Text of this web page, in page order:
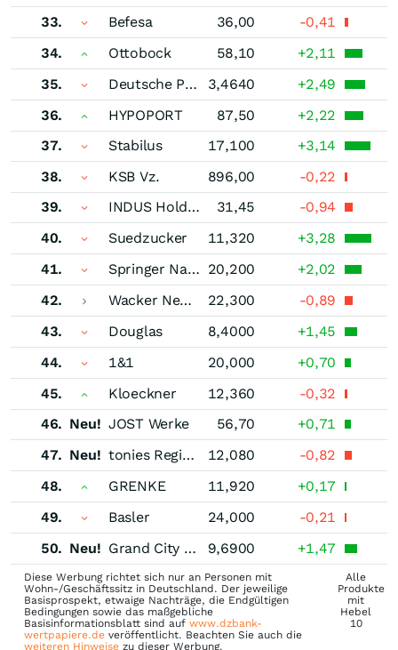
33. Befesa 36,00
-0,41
34.
Ottobock 58,10
+2,11
35.
Deutsche Pfandbriefbank 3,4640
+2,49
36.
HYPOPORT 87,50
+2,22
37.
Stabilus 17,100
+3,14
38.
KSB Vz. 896,00
-0,22
39.
INDUS Holding 31,45
-0,94
40.
Suedzucker 11,320
+3,28
41.
Springer Nature 20,200
+2,02
42.
Wacker Neuson 22,300
-0,89
43.
Douglas 8,4000
+1,45
44.
1&1 20,000
+0,70
45.
Kloeckner 12,360
-0,32
46. Neu! JOST Werke 56,70
+0,71
47. Neu! tonies Registered (A) 12,080
-0,82
48.
GRENKE 11,920
+0,17
49.
Basler 24,000
-0,21
50. Neu! Grand City Properties 9,6900 +1,47
Diese Werbung richtet sich nur an Personen mit
Wohn-/Geschäftssitz in Deutschland. Der jeweilige
Basisprospekt, etwaige Nachträge, die Endgültigen
Bedingungen sowie das maßgebliche
Basisinformationsblatt sind auf www.dzbank-
wertpapiere.de veröffentlicht. Beachten Sie auch die
weiteren Hinweise zu dieser Werbung.
Alle
Produkte
mit
Hebel
10